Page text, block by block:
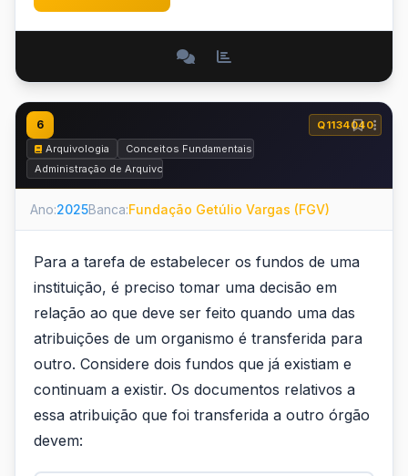
6
Q1134040
Arquivologia
Conceitos Fundamentais
Administração de Arquivos
Ano:2025Banca:Fundação Getúlio Vargas (FGV)
Para a tarefa de estabelecer os fundos de uma
instituição, é preciso tomar uma decisão em
relação ao que deve ser feito quando uma das
atribuições de um organismo é transferida para
outro. Considere dois fundos que já existiam e
continuam a existir. Os documentos relativos a
essa atribuição que foi transferida a outro órgão
devem: